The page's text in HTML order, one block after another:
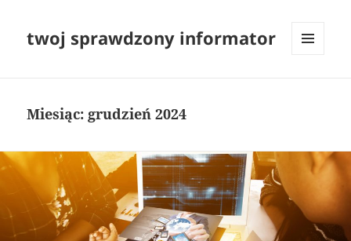
twoj sprawdzony informator
Miesiąc: grudzień 2024